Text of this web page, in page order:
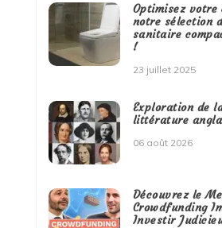
Optimisez votre
notre sélection
sanitaire
!
23 juillet 2025
Exploration de
littérature
06 août 2026
Découvrez le
Crowdfunding
Investir